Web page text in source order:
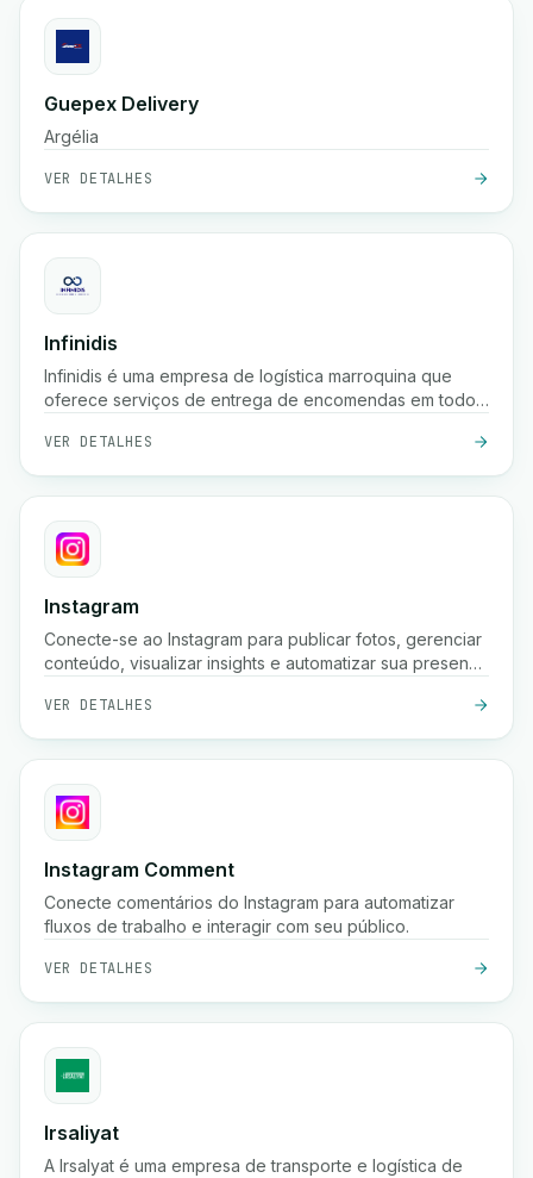
Guepex Delivery
Argélia
VER DETALHES
Infinidis
Infinidis é uma empresa de logística marroquina que
oferece serviços de entrega de encomendas em todo
com opções de envio rápido como entrega em 24
horas e rastreamento em tempo real.
VER DETALHES
Instagram
Conecte-se ao Instagram para publicar fotos, gerenciar
conteúdo, visualizar insights e automatizar sua presença
VER DETALHES
Instagram Comment
Conecte comentários do Instagram para automatizar
fluxos de trabalho e interagir com seu público.
VER DETALHES
Irsaliyat
A Irsalyat é uma empresa de transporte e logística de